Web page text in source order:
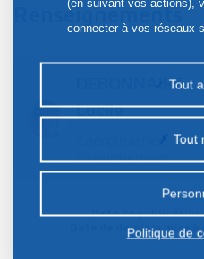
Renseignements
DEBONNAIRE
Lucile
Enseignement
Date de
Date de dernière mise
connecter à vos réseaux
la publicité personnalisée
nos partenaires. Certains
préalable.
Tout
Tout
Politique de